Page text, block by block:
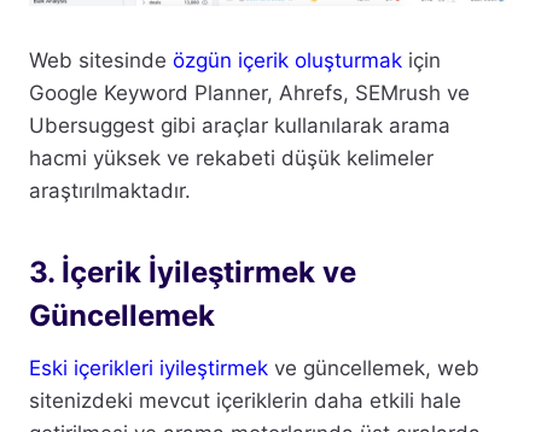
Web sitesinde özgün içerik oluşturmak için
Google Keyword Planner, Ahrefs, SEMrush ve
Ubersuggest gibi araçlar kullanılarak arama
hacmi yüksek ve rekabeti düşük kelimeler
araştırılmaktadır.
3. İçerik İyileştirmek ve
Güncellemek
Eski içerikleri iyileştirmek ve güncellemek, web
sitenizdeki mevcut içeriklerin daha etkili hale